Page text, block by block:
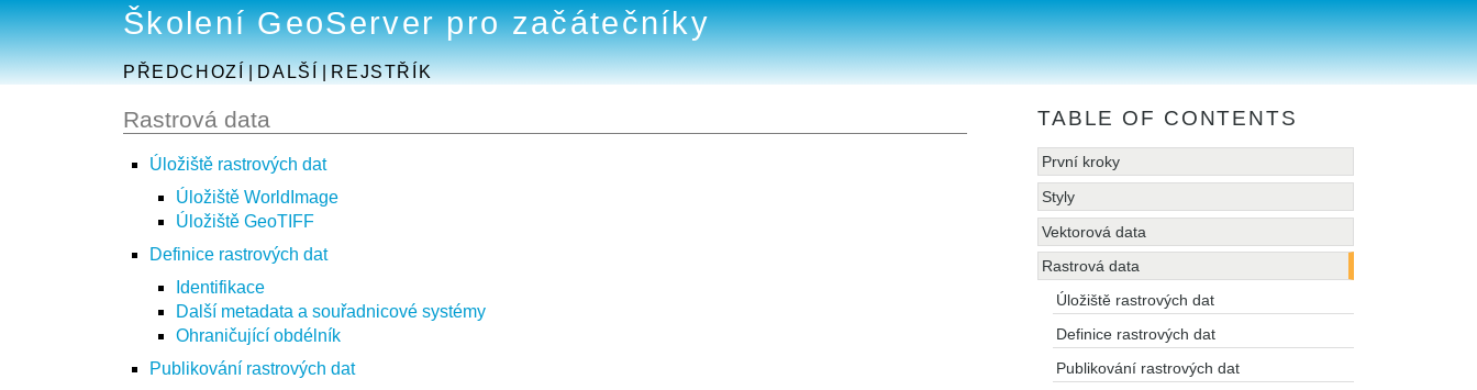
Školení GeoServer pro začátečníky
PŘEDCHOZÍ|DALŠÍ|REJSTŘÍK
Rastrová data
Úložiště rastrových dat
Úložiště WorldImage
Úložiště GeoTIFF
Definice rastrových dat
Identifikace
Další metadata a souřadnicové systémy
Ohraničující obdélník
Publikování rastrových dat
TABLE OF CONTENTS
První kroky
Styly
Vektorová data
Rastrová data
Úložiště rastrových dat
Definice rastrových dat
Publikování rastrových dat